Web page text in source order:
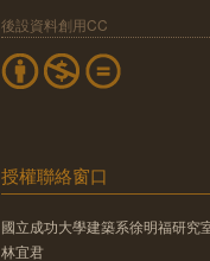
後設資料創用CC
授權聯絡窗口
國立成功大學建築系徐明福研究
林宜君